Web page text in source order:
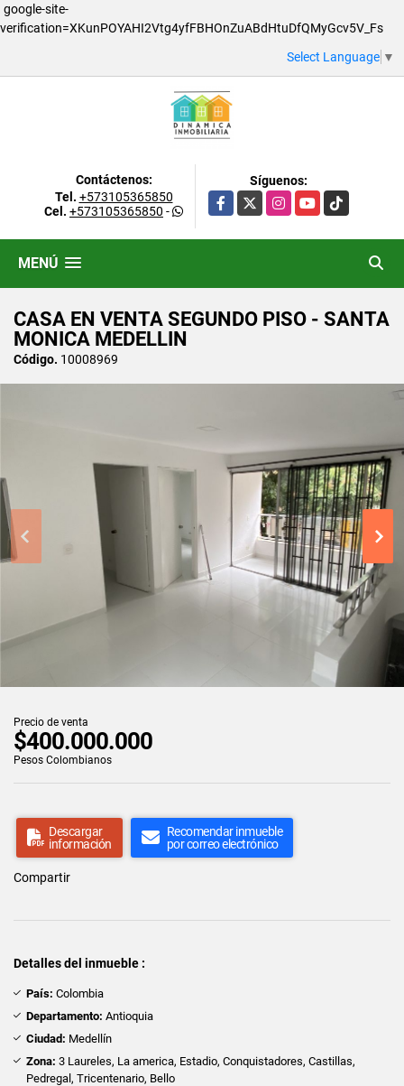
google-site-
verification=XKunPOYAHI2Vtg4yfFBHOnZuABdHtuDfQMyGcv5V_Fs
Select Language ▼
Contáctenos:
Tel. +573105365850
Cel. +573105365850 -
Síguenos:
Facebook
X InstagramYouTubeTikTok
MENÚ
CASA EN VENTA SEGUNDO PISO - SANTA
MONICA MEDELLIN
Código. 10008969
Precio de venta
$400.000.000
Pesos Colombianos
Descargar
información
Recomendar inmueble
por correo electrónico
Compartir
Detalles del inmueble :
País: Colombia
Departamento: Antioquia
Ciudad: Medellín
Zona: 3 Laureles, La america, Estadio, Conquistadores, Castillas,
Pedregal, Tricentenario, Bello